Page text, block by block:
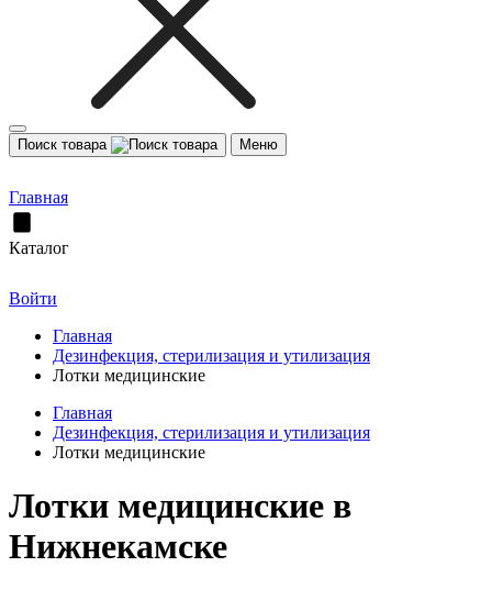
Поиск товара Меню
Главная
Каталог
Войти
Главная
Дезинфекция, стерилизация и утилизация
Лотки медицинские
Главная
Дезинфекция, стерилизация и утилизация
Лотки медицинские
Лотки медицинские в
Нижнекамске